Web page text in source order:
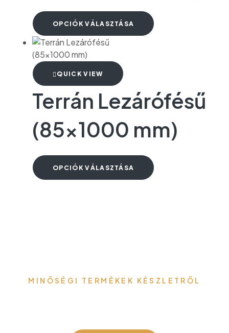
OPCIÓK VÁLASZTÁSA
QUICK VIEW
Terrán Lezárófésű
(85×1000 mm)
OPCIÓK VÁLASZTÁSA
MINŐSÉGI TERMÉKEK KÉSZLETRŐL